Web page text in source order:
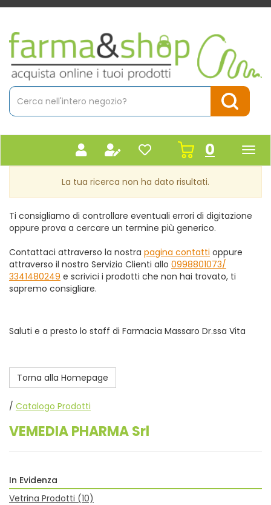
Passa
contenuto
principale
Farmacia
Massaro
Cerca
Prodotto
Cerca
0inseriti
La tua ricerca non ha dato risultati.
Ti consigliamo di controllare eventuali errori di digitazione
oppure prova a cercare un termine più generico.
Contattaci attraverso la nostra pagina contatti oppure
attraverso il nostro Servizio Clienti allo 0998801073/
3341480249 e scrivici i prodotti che non hai trovato, ti
sapremo consigliare.
Saluti e a presto lo staff di Farmacia Massaro Dr.ssa Vita
Torna alla Homepage
/ Catalogo Prodotti
VEMEDIA PHARMA Srl
In Evidenza
Vetrina Prodotti (10)